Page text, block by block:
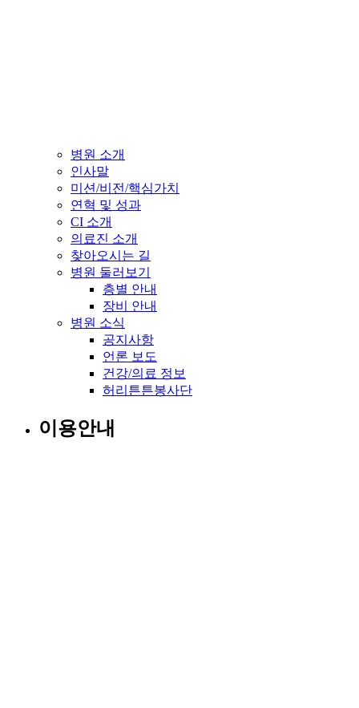
병원 소개
인사말
미션/비전/핵심가치
연혁 및 성과
CI 소개
의료진 소개
찾아오시는 길
병원 둘러보기
층별 안내
장비 안내
병원 소식
공지사항
언론 보도
건강/의료 정보
허리튼튼봉사단
이용안내